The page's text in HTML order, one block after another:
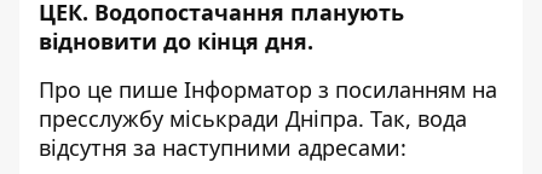
ЦЕК. Водопостачання планують
відновити до кінця дня.
Про це пише Інформатор з посиланням на
пресслужбу міськради Дніпра. Так, вода
відсутня за наступними адресами: